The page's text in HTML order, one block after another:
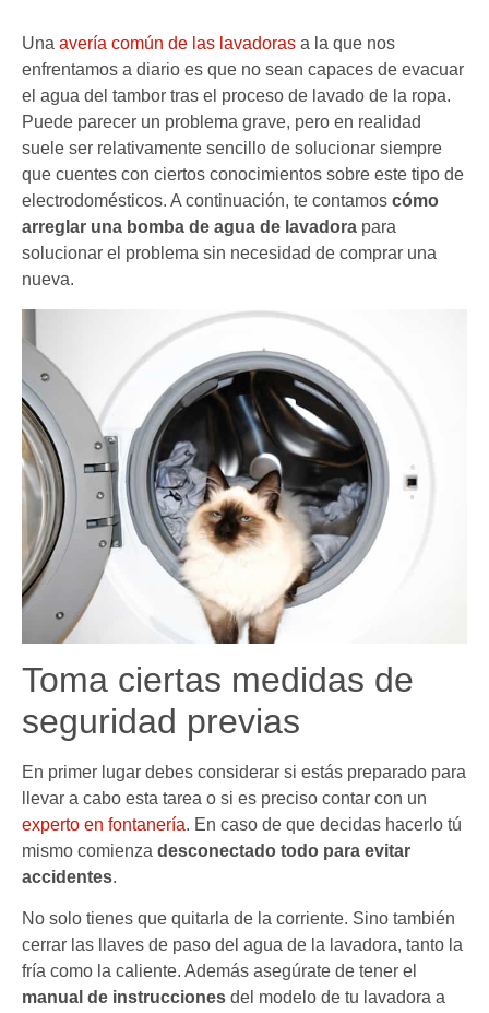
Una avería común de las lavadoras a la que nos
enfrentamos a diario es que no sean capaces de evacuar
el agua del tambor tras el proceso de lavado de la ropa.
Puede parecer un problema grave, pero en realidad
suele ser relativamente sencillo de solucionar siempre
que cuentes con ciertos conocimientos sobre este tipo de
electrodomésticos. A continuación, te contamos cómo
arreglar una bomba de agua de lavadora para
solucionar el problema sin necesidad de comprar una
nueva.
Toma ciertas medidas de
seguridad previas
En primer lugar debes considerar si estás preparado para
llevar a cabo esta tarea o si es preciso contar con un
experto en fontanería. En caso de que decidas hacerlo tú
mismo comienza desconectado todo para evitar
accidentes.
No solo tienes que quitarla de la corriente. Sino también
cerrar las llaves de paso del agua de la lavadora, tanto la
fría como la caliente. Además asegúrate de tener el
manual de instrucciones del modelo de tu lavadora a